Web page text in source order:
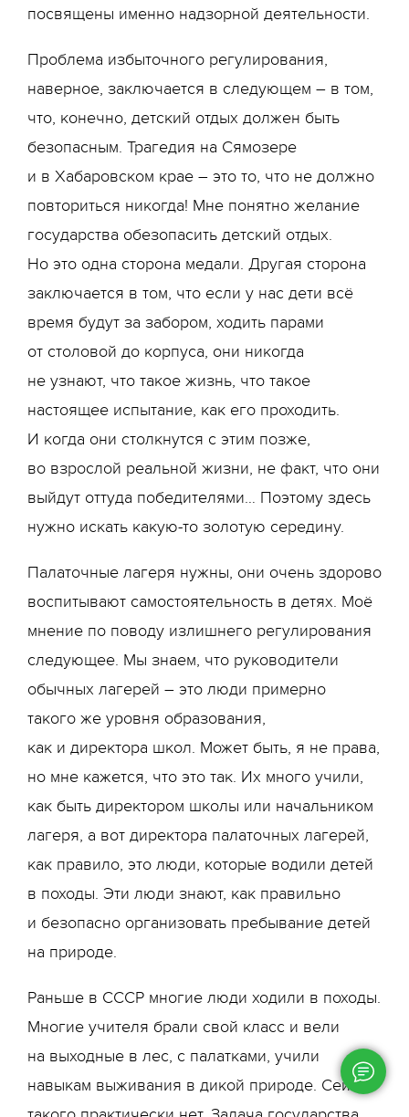
посвящены именно надзорной деятельности.
Проблема избыточного регулирования,
наверное, заключается в следующем – в том,
что, конечно, детский отдых должен быть
безопасным. Трагедия на Сямозере
и в Хабаровском крае – это то, что не должно
повториться никогда! Мне понятно желание
государства обезопасить детский отдых.
Но это одна сторона медали. Другая сторона
заключается в том, что если у нас дети всё
время будут за забором, ходить парами
от столовой до корпуса, они никогда
не узнают, что такое жизнь, что такое
настоящее испытание, как его проходить.
И когда они столкнутся с этим позже,
во взрослой реальной жизни, не факт, что они
выйдут оттуда победителями… Поэтому здесь
нужно искать какую-то золотую середину.
Палаточные лагеря нужны, они очень здорово
воспитывают самостоятельность в детях. Моё
мнение по поводу излишнего регулирования
следующее. Мы знаем, что руководители
обычных лагерей – это люди примерно
такого же уровня образования,
как и директора школ. Может быть, я не права,
но мне кажется, что это так. Их много учили,
как быть директором школы или начальником
лагеря, а вот директора палаточных лагерей,
как правило, это люди, которые водили детей
в походы. Эти люди знают, как правильно
и безопасно организовать пребывание детей
на природе.
Раньше в СССР многие люди ходили в походы.
Многие учителя брали свой класс и вели
на выходные в лес, с палатками, учили
навыкам выживания в дикой природе. Сейчас